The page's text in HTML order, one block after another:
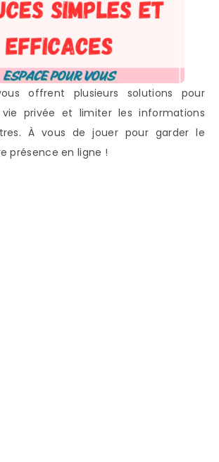
offrent plusieurs solutions pour
privée et limiter les informations
À vous de jouer pour garder le
présence en ligne !